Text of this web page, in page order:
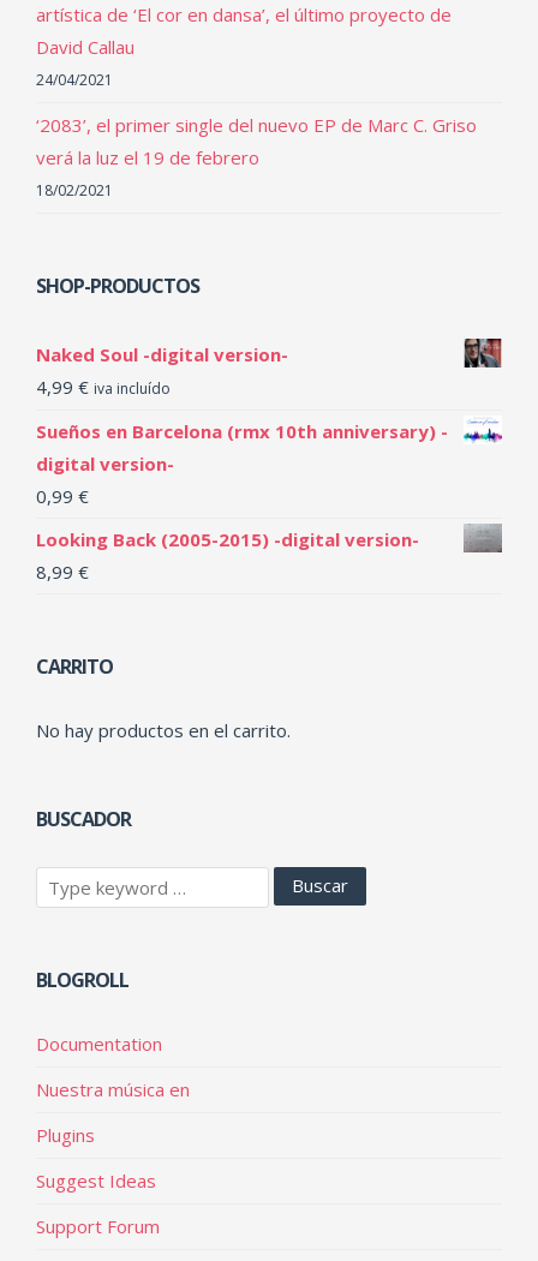
artística de ‘El cor en dansa’, el último proyecto de
David Callau
24/04/2021
‘2083’, el primer single del nuevo EP de Marc C. Griso
verá la luz el 19 de febrero
18/02/2021
SHOP-PRODUCTOS
Naked Soul -digital version-
4,99 € iva incluído
Sueños en Barcelona (rmx 10th anniversary) -
digital version-
0,99 €
Looking Back (2005-2015) -digital version-
8,99 €
CARRITO
No hay productos en el carrito.
BUSCADOR
BLOGROLL
Documentation
Nuestra música en
Plugins
Suggest Ideas
Support Forum